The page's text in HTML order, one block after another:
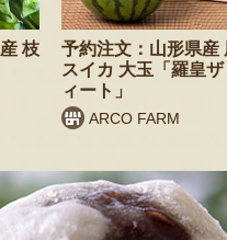
枝
予約注文：山形県産
スイカ 大玉「羅皇
ィート」
ARCO FARM